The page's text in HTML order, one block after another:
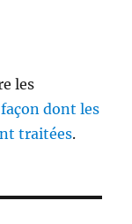
les
dont les
traitées.